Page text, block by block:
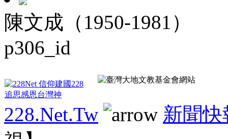
陳文成（1950-1981）
p306_id
228.Net.Tw
新聞快